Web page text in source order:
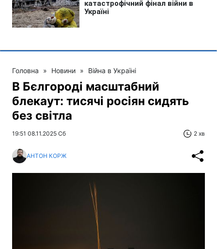
Головна » Новини » Війна в Україні
В Бєлгороді масштабний
блекаут: тисячі росіян сидять
без світла
19:51 08.11.2025 Сб 2 хв
АНТОН КОРЖ